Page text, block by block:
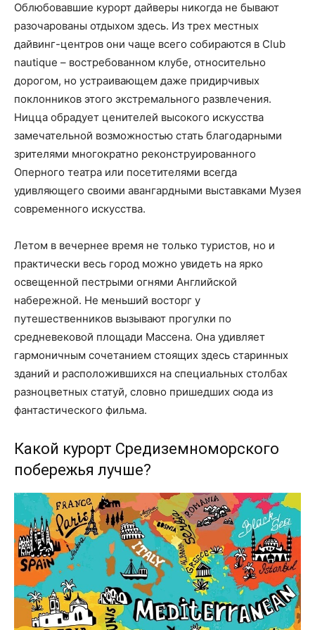
Облюбовавшие курорт дайверы никогда не бывают
разочарованы отдыхом здесь. Из трех местных
дайвинг-центров они чаще всего собираются в Club
nautique – востребованном клубе, относительно
дорогом, но устраивающем даже придирчивых
поклонников этого экстремального развлечения.
Ницца обрадует ценителей высокого искусства
замечательной возможностью стать благодарными
зрителями многократно реконструированного
Оперного театра или посетителями всегда
удивляющего своими авангардными выставками Музея
современного искусства.
Летом в вечернее время не только туристов, но и
практически весь город можно увидеть на ярко
освещенной пестрыми огнями Английской
набережной. Не меньший восторг у
путешественников вызывают прогулки по
средневековой площади Массена. Она удивляет
гармоничным сочетанием стоящих здесь старинных
зданий и расположившихся на специальных столбах
разноцветных статуй, словно пришедших сюда из
фантастического фильма.
Какой курорт Средиземноморского
побережья лучше?